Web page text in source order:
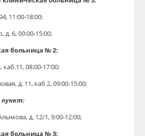
, 11:00-18:00;
д. 6, 09:00-15:00;
больница № 2:
, каб.11, 08:00-17:00;
д. 11, каб 2, 09:00-15:00;
пункт:
д. 12/1, 9:00-12:00;
больница № 3: